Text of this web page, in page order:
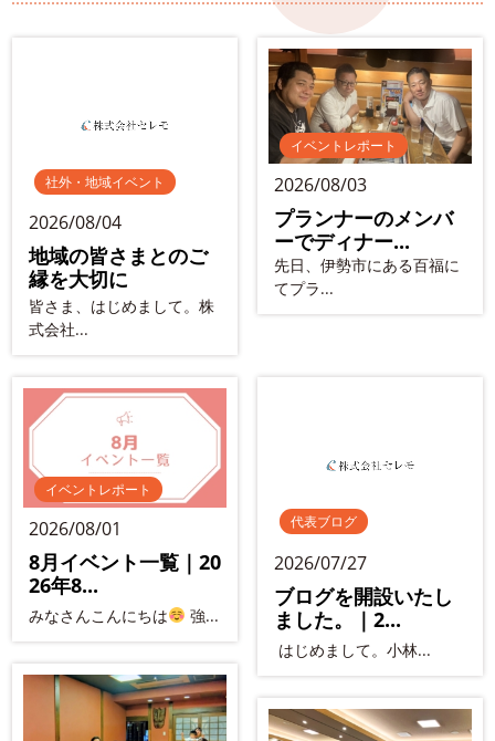
社外・地域イベント
2026/08/04
地域の皆さまとのご
縁を大切に
皆さま、はじめまして。株
式会社...
イベントレポート
2026/08/03
プランナーのメンバ
ーでディナー...
先日、伊勢市にある百福に
てプラ...
イベントレポート
2026/08/01
8月イベント一覧｜20
26年8...
みなさんこんにちは 強...
代表ブログ
2026/07/27
ブログを開設いたし
ました。｜2...
はじめまして。小林...